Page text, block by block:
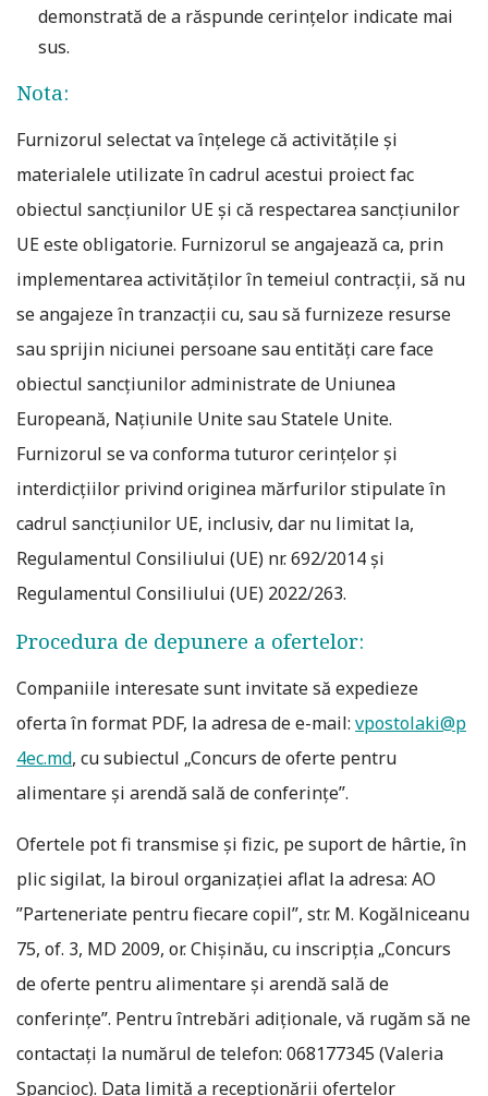
demonstrată de a răspunde cerințelor indicate mai
sus.
Nota:
Furnizorul selectat va înțelege că activitățile și
materialele utilizate în cadrul acestui proiect fac
obiectul sancțiunilor UE și că respectarea sancțiunilor
UE este obligatorie. Furnizorul se angajează ca, prin
implementarea activităților în temeiul contracții, să nu
se angajeze în tranzacții cu, sau să furnizeze resurse
sau sprijin niciunei persoane sau entități care face
obiectul sancțiunilor administrate de Uniunea
Europeană, Națiunile Unite sau Statele Unite.
Furnizorul se va conforma tuturor cerințelor și
interdicțiilor privind originea mărfurilor stipulate în
cadrul sancțiunilor UE, inclusiv, dar nu limitat la,
Regulamentul Consiliului (UE) nr. 692/2014 și
Regulamentul Consiliului (UE) 2022/263.
Procedura de depunere a ofertelor:
Companiile interesate sunt invitate să expedieze
oferta în format PDF, la adresa de e-mail: vpostolaki@p
4ec.md, cu subiectul „Concurs de oferte pentru
alimentare și arendă sală de conferințe”.
Ofertele pot fi transmise și fizic, pe suport de hârtie, în
plic sigilat, la biroul organizației aflat la adresa: AO
”Parteneriate pentru fiecare copil”, str. M. Kogălniceanu
75, of. 3, MD 2009, or. Chișinău, cu inscripția „Concurs
de oferte pentru alimentare și arendă sală de
conferințe”. Pentru întrebări adiționale, vă rugăm să ne
contactați la numărul de telefon: 068177345 (Valeria
Spancioc). Data limită a recepționării ofertelor